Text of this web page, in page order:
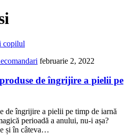
februarie 2, 2022
de îngrijire a pielii pe
de îngrijire a pielii pe timp de iarnă
perioadă a anului, nu-i așa?
și în câteva…